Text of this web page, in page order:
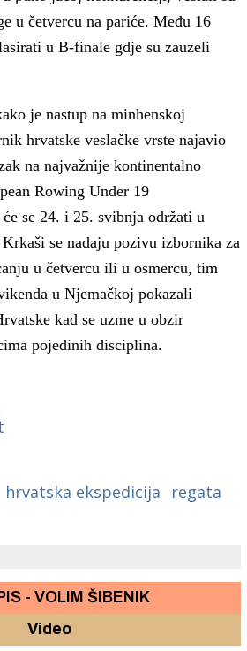
u četvercu na pariće. Među 16
u B-finale gdje su zauzeli
je nastup na minhenskoj
hrvatske veslačke vrste najavio
na najvažnije kontinentalno
Rowing Under 19
se 24. i 25. svibnja održati u
se nadaju pozivu izbornika za
u četvercu ili u osmercu, tim
u Njemačkoj pokazali
kad se uzme u obzir
pojedinih disciplina.
hrvatska ekspedicija
regata
- VOLIM ŠIBENIK
Video